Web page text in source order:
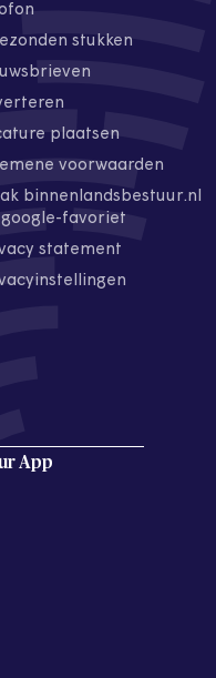
stukken
plaatsen
voorwaarden
binnenlandsbestuur.nl
google-favoriet
statement
App